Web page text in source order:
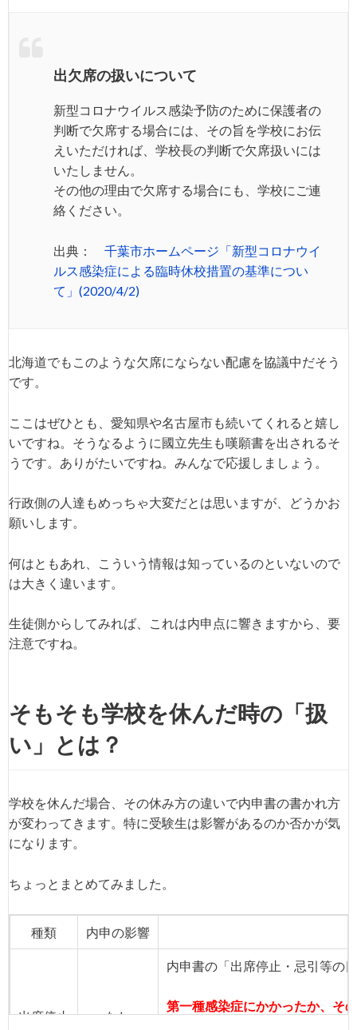
出欠席の扱いについて
新型コロナウイルス感染予防のために保護者の
判断で欠席する場合には、その旨を学校にお伝
えいただければ、学校長の判断で欠席扱いには
いたしません。
その他の理由で欠席する場合にも、学校にご連
絡ください。
出典： 千葉市ホームページ「新型コロナウイ
ルス感染症による臨時休校措置の基準につい
て」(2020/4/2)
北海道でもこのような欠席にならない配慮を協議中だそう
です。
ここはぜひとも、愛知県や名古屋市も続いてくれると嬉し
いですね。そうなるように國立先生も嘆願書を出されるそ
うです。ありがたいですね。みんなで応援しましょう。
行政側の人達もめっちゃ大変だとは思いますが、どうかお
願いします。
何はともあれ、こういう情報は知っているのといないので
は大きく違います。
生徒側からしてみれば、これは内申点に響きますから、要
注意ですね。
そもそも学校を休んだ時の「扱
い」とは？
学校を休んだ場合、その休み方の違いで内申書の書かれ方
が変わってきます。特に受験生は影響があるのか否かが気
になります。
ちょっとまとめてみました。
種類 内申の影響
出席停止 なし
内申書の「出席停止・忌引等の
第一種感染症にかかったか、そ